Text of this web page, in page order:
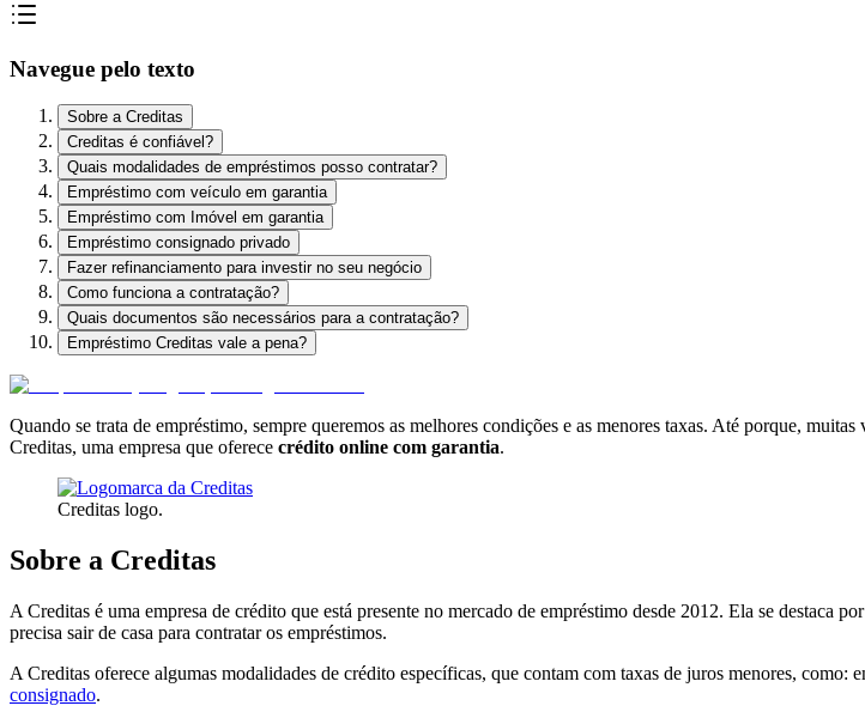
Navegue pelo texto
Sobre a Creditas
Creditas é confiável?
Quais modalidades de empréstimos posso contratar?
Empréstimo com veículo em garantia
Empréstimo com Imóvel em garantia
Empréstimo consignado privado
Fazer refinanciamento para investir no seu negócio
Como funciona a contratação?
Quais documentos são necessários para a contratação?
Empréstimo Creditas vale a pena?
Quando se trata de empréstimo, sempre queremos as melhores condições e as menores taxas. Até porque,
Creditas, uma empresa que oferece crédito online com garantia.
Creditas logo.
Sobre a Creditas
A Creditas é uma empresa de crédito que está presente no mercado de empréstimo desde 2012. Ela se destaca
precisa sair de casa para contratar os empréstimos.
A Creditas oferece algumas modalidades de crédito específicas, que contam com taxas de juros menores,
consignado.